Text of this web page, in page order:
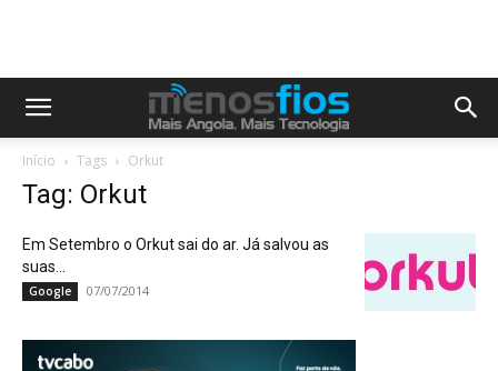
Início Tags Orkut
Tag: Orkut
Em Setembro o Orkut sai do ar. Já salvou as
suas...
Google 07/07/2014